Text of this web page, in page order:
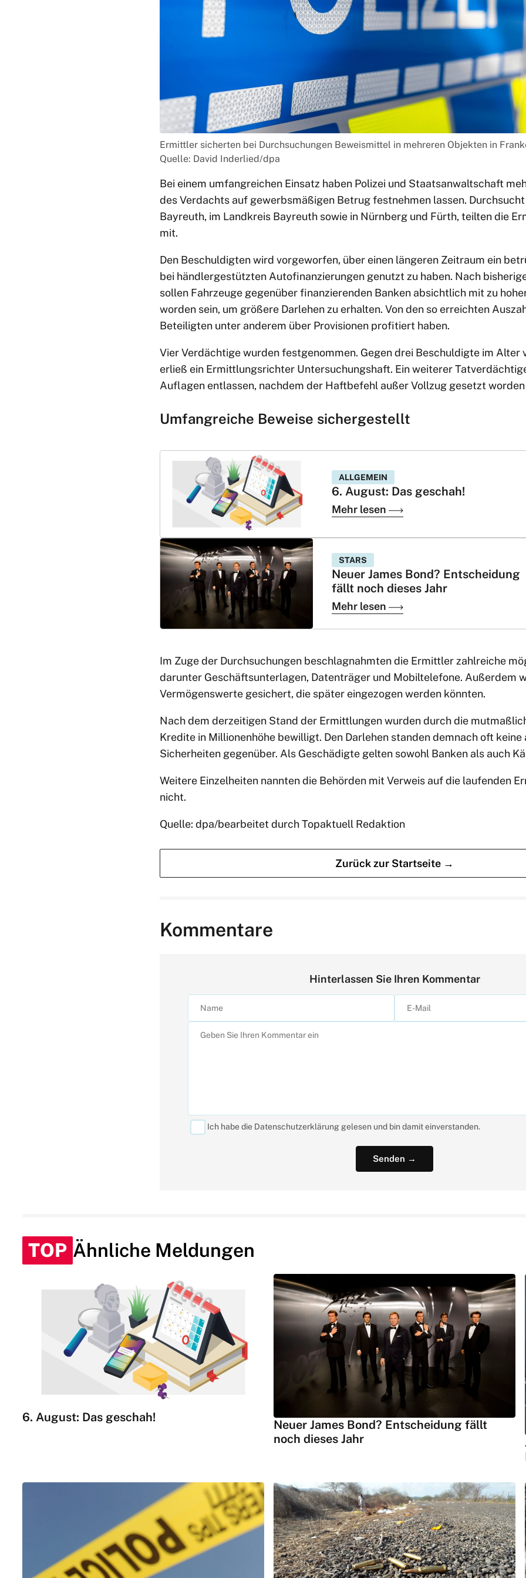
Ermittler sicherten bei Durchsuchungen Beweismittel in mehreren Objekten in
Quelle: David Inderlied/dpa
Bei einem umfangreichen Einsatz haben Polizei und Staatsanwaltschaft
des Verdachts auf gewerbsmäßigen Betrug festnehmen lassen.
Bayreuth, im Landkreis Bayreuth sowie in Nürnberg und Fürth, teilten die
mit.
Den Beschuldigten wird vorgeworfen, über einen längeren Zeitraum ein
bei händlergestützten Autofinanzierungen genutzt zu haben. Nach
sollen Fahrzeuge gegenüber finanzierenden Banken absichtlich mit zu
worden sein, um größere Darlehen zu erhalten. Von den so erreichten
Beteiligten unter anderem über Provisionen profitiert haben.
Vier Verdächtige wurden festgenommen. Gegen drei Beschuldigte im Alter
erließ ein Ermittlungsrichter Untersuchungshaft. Ein weiterer
Auflagen entlassen, nachdem der Haftbefehl außer Vollzug gesetzt worden
Umfangreiche Beweise sichergestellt
ALLGEMEIN
6. August: Das geschah!
Mehr lesen
STARS
Neuer James Bond? Entscheidung
fällt noch dieses Jahr
Mehr lesen
Im Zuge der Durchsuchungen beschlagnahmten die Ermittler zahlreiche
darunter Geschäftsunterlagen, Datenträger und Mobiltelefone. Außerdem
Vermögenswerte gesichert, die später eingezogen werden könnten.
Nach dem derzeitigen Stand der Ermittlungen wurden durch die
Kredite in Millionenhöhe bewilligt. Den Darlehen standen demnach oft keine
Sicherheiten gegenüber. Als Geschädigte gelten sowohl Banken als auch
Weitere Einzelheiten nannten die Behörden mit Verweis auf die laufenden
nicht.
Quelle: dpa/bearbeitet durch Topaktuell Redaktion
Zurück zur Startseite →
Kommentare
Hinterlassen Sie Ihren Kommentar
Ich habe die Datenschutzerklärung gelesen und bin damit einverstanden.
TOP Ähnliche Meldungen
6. August: Das geschah!
Neuer James Bond? Entscheidung fällt
noch dieses Jahr